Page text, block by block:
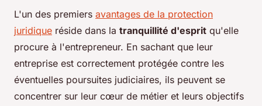
L'un des premiers avantages de la protection
juridique réside dans la tranquillité d'esprit qu'elle
procure à l'entrepreneur. En sachant que leur
entreprise est correctement protégée contre les
éventuelles poursuites judiciaires, ils peuvent se
concentrer sur leur cœur de métier et leurs objectifs